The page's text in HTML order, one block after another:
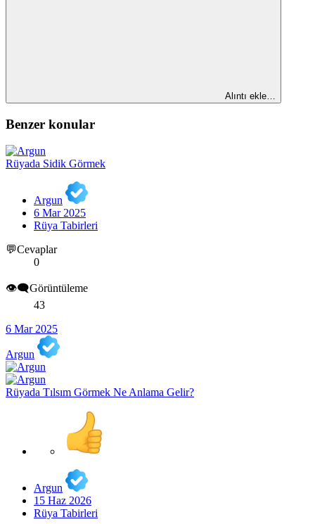
Alıntı ekle…
Benzer konular
Rüyada Sidik Görmek
Argun
6 Mar 2025
Rüya Tabirleri
💬Cevaplar
0
👁️‍🗨️Görüntüleme
43
6 Mar 2025
Argun
Rüyada Tılsım Görmek Ne Anlama Gelir?
Argun
15 Haz 2026
Rüya Tabirleri